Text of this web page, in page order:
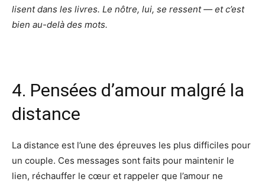
lisent dans les livres. Le nôtre, lui, se ressent — et c’est
bien au-delà des mots.
4. Pensées d’amour malgré la
distance
La distance est l’une des épreuves les plus difficiles pour
un couple. Ces messages sont faits pour maintenir le
lien, réchauffer le cœur et rappeler que l’amour ne